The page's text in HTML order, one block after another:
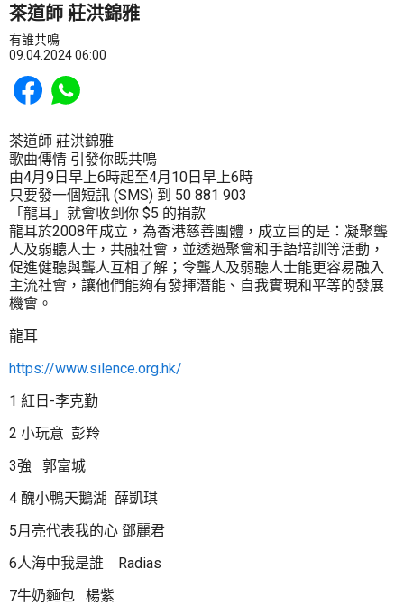
茶道師 莊洪錦雅
有誰共鳴
09.04.2024 06:00
Share to Facebook
Share to WhatsApp
茶道師 莊洪錦雅
歌曲傳情 引發你既共鳴
由4月9日早上6時起至4月10日早上6時
只要發一個短訊 (SMS) 到 50 881 903
「龍耳」就會收到你 $5 的捐款
龍耳於2008年成立，為香港慈善團體，成立目的是：凝聚聾
人及弱聽人士，共融社會，並透過聚會和手語培訓等活動，
促進健聽與聾人互相了解；令聾人及弱聽人士能更容易融入
主流社會，讓他們能夠有發揮潛能、自我實現和平等的發展
機會。
龍耳
https://www.silence.org.hk/
1 紅日-李克勤
2 小玩意 彭羚
3強 郭富城
4 醜小鴨天鵝湖 薛凱琪
5月亮代表我的心 鄧麗君
6人海中我是誰 Radias
7牛奶麵包 楊紫